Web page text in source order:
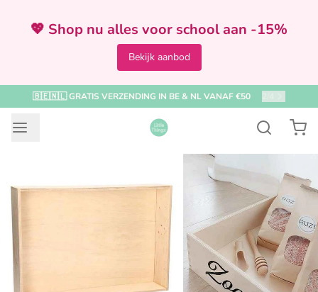
💖 Shop nu alles voor school aan -15%
Bekijk aanbod
🇧🇪🇳🇱 GRATIS VERZENDING IN BE & NL VANAF €50 2/4